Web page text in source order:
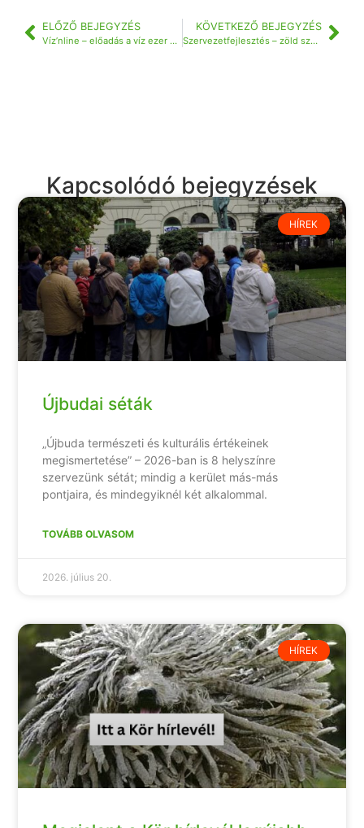
ELŐZŐ BEJEGYZÉS
Víz’nline – előadás a víz ezer arcáról és a vízvigyázókról
KÖVETKEZŐ BEJEGYZÉS
Szervezetfejlesztés – zöld szemmel
Kapcsolódó bejegyzések
HÍREK
Újbudai séták
„Újbuda természeti és kulturális értékeinek
megismertetése” – 2026-ban is 8 helyszínre
szervezünk sétát; mindig a kerület más-más
pontjaira, és mindegyiknél két alkalommal.
TOVÁBB OLVASOM
2026. július 20.
HÍREK